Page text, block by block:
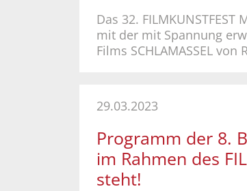
Das 32.
mit der mit Spannung
Films SCHLAMASSEL
29.03.2023
Programm der 8.
im Rahmen des
steht!